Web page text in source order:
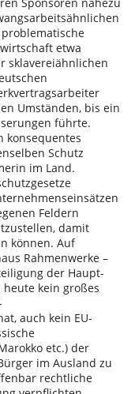
Sponsoren nahezu
etwa
sklavereiähnlichen
Umständen, bis ein
führte.
konsequentes
Schutz
im Land.
Feldern
damit
können. Auf
Rahmenwerke –
der Haupt-
kein großes
auch kein EU-
etc.) der
im Ausland zu
rechtliche